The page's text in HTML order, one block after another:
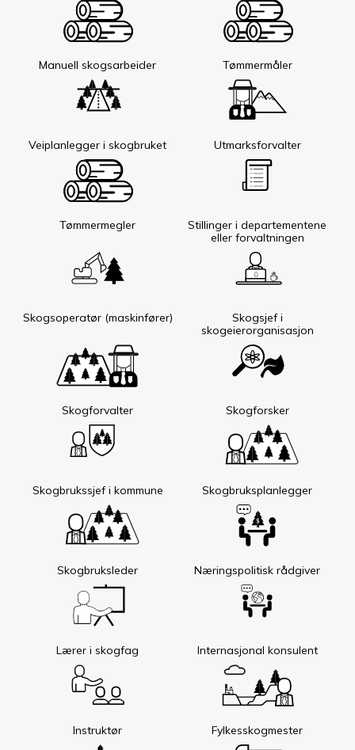
Manuell skogsarbeider Tømmermåler
Veiplanlegger i skogbruket Utmarksforvalter
Tømmermegler
Stillinger i departementene
eller forvaltningen
Skogsoperatør (maskinfører)
Skogsjef i
skogeierorganisasjon
Skogforvalter Skogforsker
Skogbrukssjef i kommune Skogbruksplanlegger
Skogbruksleder Næringspolitisk rådgiver
Lærer i skogfag Internasjonal konsulent
Instruktør Fylkesskogmester